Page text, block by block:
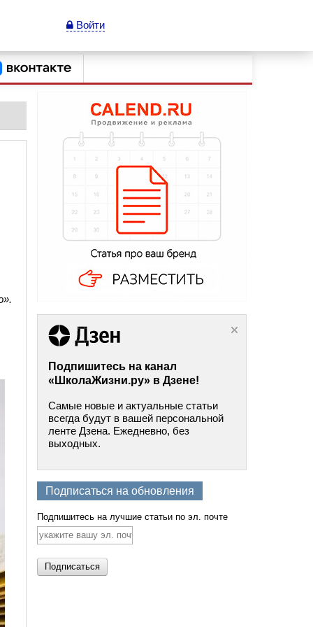
Войти
Подпишитесь на канал
«ШколаЖизни.ру» в Дзене!
Самые новые и актуальные статьи
всегда будут в вашей персональной
ленте Дзена. Ежедневно, без
выходных.
Подписаться на обновления
Подпишитесь на лучшие статьи по эл. почте